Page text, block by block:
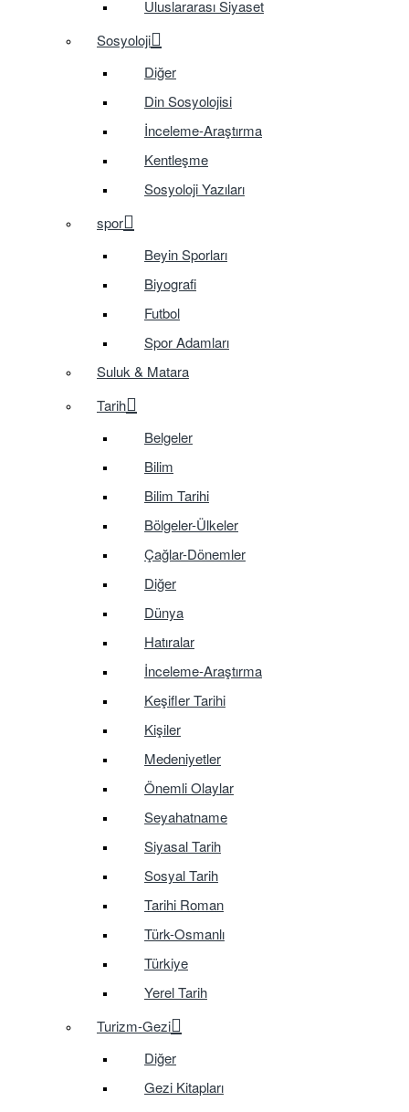
Uluslararası Siyaset
Sosyoloji
Diğer
Din Sosyolojisi
İnceleme-Araştırma
Kentleşme
Sosyoloji Yazıları
spor
Beyin Sporları
Biyografi
Futbol
Spor Adamları
Suluk & Matara
Tarih
Belgeler
Bilim
Bilim Tarihi
Bölgeler-Ülkeler
Çağlar-Dönemler
Diğer
Dünya
Hatıralar
İnceleme-Araştırma
Keşifler Tarihi
Kişiler
Medeniyetler
Önemli Olaylar
Seyahatname
Siyasal Tarih
Sosyal Tarih
Tarihi Roman
Türk-Osmanlı
Türkiye
Yerel Tarih
Turizm-Gezi
Diğer
Gezi Kitapları